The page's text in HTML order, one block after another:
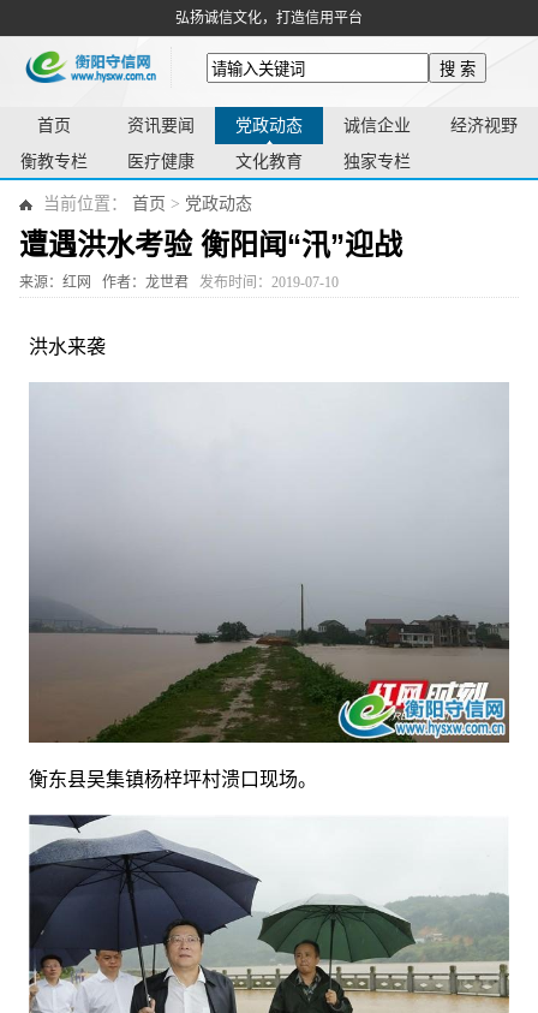
弘扬诚信文化，打造信用平台
搜 索
首页 资讯要闻 党政动态 诚信企业 经济视野
衡教专栏 医疗健康 文化教育 独家专栏
当前位置： 首页 > 党政动态
遭遇洪水考验 衡阳闻“汛”迎战
来源：红网 作者：龙世君 发布时间：2019-07-10
洪水来袭
衡东县吴集镇杨梓坪村溃口现场。